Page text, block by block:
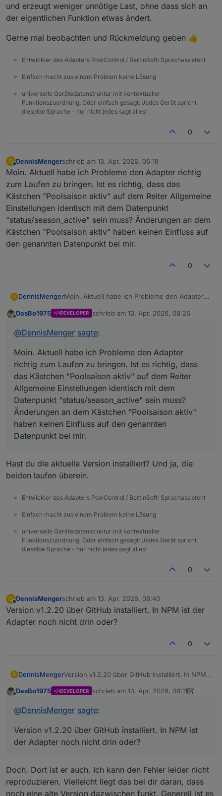
und erzeugt weniger unnötige Last, ohne dass sich an
der eigentlichen Funktion etwas ändert.
Gerne mal beobachten und Rückmeldung geben 👍
Entwickler des Adapters PoolControl / BertinSoft-Sprachassistent
Einfach macht aus einem Problem keine Lösung
universelle Gerätedatenstruktur mit kontextueller
Funktionszuordnung. Oder einfach gesagt: Jedes Gerät spricht
dieselbe Sprache - nur nicht jedes sagt alles!
0
D
Online
DennisMengerschrieb am 13. Apr. 2026, 06:19
zuletzt editiert von
Moin. Aktuell habe ich Probleme den Adapter richtig
zum Laufen zu bringen. Ist es richtig, dass das
Kästchen "Poolsaison aktiv" auf dem Reiter Allgemeine
Einstellungen identisch mit dem Datenpunkt
"status/season_active" sein muss? Änderungen an dem
Kästchen "Poolsaison aktiv" haben keinen Einfluss auf
den genannten Datenpunkt bei mir.
0
D DennisMengerMoin. Aktuell habe ich Probleme den Adapter
dass das Kästchen "Poolsaison aktiv" auf dem
dem Datenpunkt "status/season_active" sein
"Poolsaison aktiv" haben keinen Einfluss auf
den genannten Datenpunkt bei mir.
DasBo1975 DEVELOPER schrieb am 13. Apr. 2026, 08:26
zuletzt editiert von
@DennisMenger sagte:
Moin. Aktuell habe ich Probleme den Adapter
richtig zum Laufen zu bringen. Ist es richtig, dass
das Kästchen "Poolsaison aktiv" auf dem Reiter
Allgemeine Einstellungen identisch mit dem
Datenpunkt "status/season_active" sein muss?
Änderungen an dem Kästchen "Poolsaison aktiv"
haben keinen Einfluss auf den genannten
Datenpunkt bei mir.
Hast du die aktuelle Version installiert? Und ja, die
beiden laufen überein.
Entwickler des Adapters PoolControl / BertinSoft-Sprachassistent
Einfach macht aus einem Problem keine Lösung
universelle Gerätedatenstruktur mit kontextueller
Funktionszuordnung. Oder einfach gesagt: Jedes Gerät spricht
dieselbe Sprache - nur nicht jedes sagt alles!
0
D
Online
DennisMengerschrieb am 13. Apr. 2026, 08:40
zuletzt editiert von
Version v1.2.20 über GitHub installiert. In NPM ist der
Adapter noch nicht drin oder?
0
D DennisMengerVersion v1.2.20 über GitHub installiert. In NPM
DasBo1975 DEVELOPER schrieb am 13. Apr. 2026, 09:11
zuletzt editiert von DasBo1975
@DennisMenger sagte:
Version v1.2.20 über GitHub installiert. In NPM ist
der Adapter noch nicht drin oder?
Doch. Dort ist er auch. Ich kann den Fehler leider nicht
reproduzieren. Vielleicht liegt das bei dir daran, dass
noch eine alte Version dazwischen funkt. Generell ist es